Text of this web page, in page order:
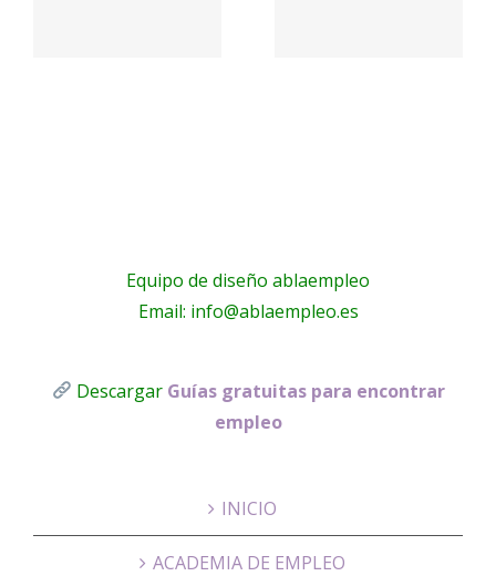
Equipo de diseño ablaempleo
Email: info@ablaempleo.es
Descargar Guías gratuitas para encontrar
empleo
INICIO
ACADEMIA DE EMPLEO